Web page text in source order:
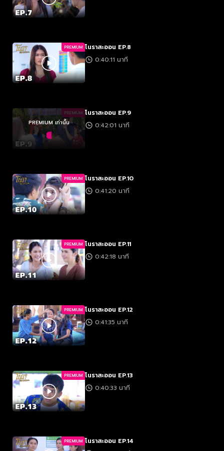
PREMIUM โนราสะออน EP.8
0:40:11 นาที
PREMIUM
PREMIUM เท่านั้น
โนราสะออน EP.9
0:42:01 นาที
PREMIUM โนราสะออน EP.10
0:41:20 นาที
PREMIUM โนราสะออน EP.11
0:42:18 นาที
PREMIUM โนราสะออน EP.12
0:41:35 นาที
PREMIUM โนราสะออน EP.13
0:40:33 นาที
PREMIUM โนราสะออน EP.14